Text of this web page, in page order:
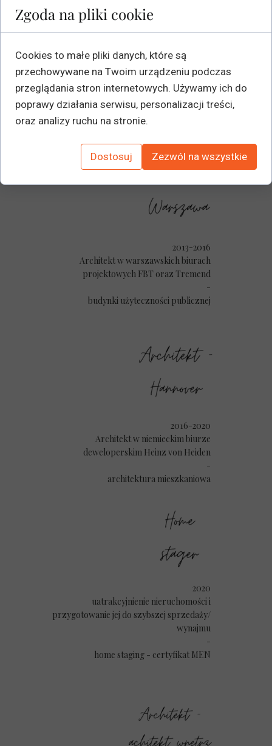
2020
uatrakcyjnienie nieruchomości i
przygotowanie jej do szybszej sprzedaży/
wynajmu
-
home staging - certyfikat MEN
2016-2020
Architekt w niemieckim biurze
deweloperskim Heinz von Heiden
-
architektura mieszkaniowa
2013-2016
Architekt w warszawskich biurach
projektowych FBT oraz Tremend
-
budynki użyteczności publicznej
2009-2014
studia na
Wydziale Architektury Politechniki Gdańskiej
zwieńczone obroną tytułu
mgr inż. architekta. Dyplom magisterski "Studio
nagrań Gdańsk Dolne Miasto" z wyróżnieniem
Zgoda na pliki cookie
Cookies to małe pliki danych, które są
przechowywane na Twoim urządzeniu podczas
przeglądania stron internetowych. Używamy ich do
poprawy działania serwisu, personalizacji treści,
oraz analizy ruchu na stronie.
Dostosuj Zezwól na wszystkie